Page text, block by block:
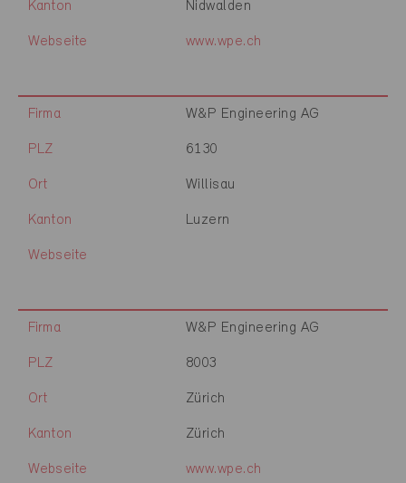
Kanton Nidwalden
Webseite www.wpe.ch
Firma W&P Engineering AG
PLZ 6130
Ort Willisau
Kanton Luzern
Webseite
Firma W&P Engineering AG
PLZ 8003
Ort Zürich
Kanton Zürich
Webseite www.wpe.ch